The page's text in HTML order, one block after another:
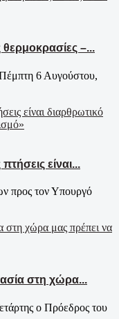
–...
Πέμπτη 6 Αυγούστου,
είναι...
προς τον Υπουργό
στη χώρα...
ο Πρόεδρος του